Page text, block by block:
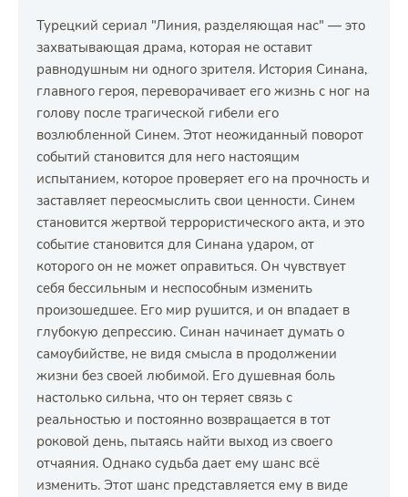
Турецкий сериал "Линия, разделяющая нас" — это
захватывающая драма, которая не оставит
равнодушным ни одного зрителя. История Синана,
главного героя, переворачивает его жизнь с ног на
голову после трагической гибели его
возлюбленной Синем. Этот неожиданный поворот
событий становится для него настоящим
испытанием, которое проверяет его на прочность и
заставляет переосмыслить свои ценности. Синем
становится жертвой террористического акта, и это
событие становится для Синана ударом, от
которого он не может оправиться. Он чувствует
себя бессильным и неспособным изменить
произошедшее. Его мир рушится, и он впадает в
глубокую депрессию. Синан начинает думать о
самоубийстве, не видя смысла в продолжении
жизни без своей любимой. Его душевная боль
настолько сильна, что он теряет связь с
реальностью и постоянно возвращается в тот
роковой день, пытаясь найти выход из своего
отчаяния. Однако судьба дает ему шанс всё
изменить. Этот шанс представляется ему в виде